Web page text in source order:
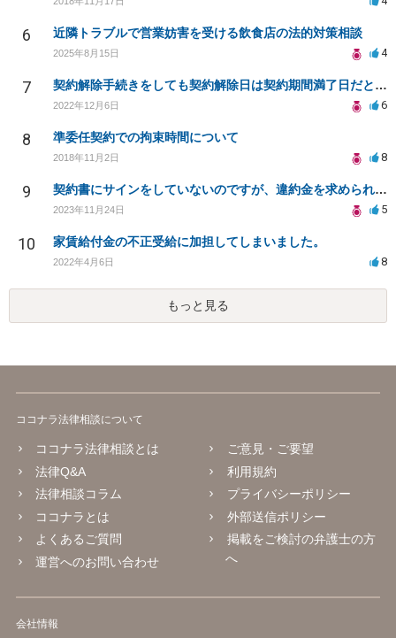
6 近隣トラブルで営業妨害を受ける飲食店の法的対策相談
2025年8月15日 4
7 契約解除手続きをしても契約解除日は契約期間満了日だと言われました。
2022年12月6日 6
8 準委任契約での拘束時間について
2018年11月2日 8
9 契約書にサインをしていないのですが、違約金を求められる。
2023年11月24日 5
10 家賃給付金の不正受給に加担してしまいました。
2022年4月6日 8
もっと見る
ココナラ法律相談について
ココナラ法律相談とは
法律Q&A
法律相談コラム
ココナラとは
よくあるご質問
運営へのお問い合わせ
ご意見・ご要望
利用規約
プライバシーポリシー
外部送信ポリシー
掲載をご検討の弁護士の方
へ
会社情報